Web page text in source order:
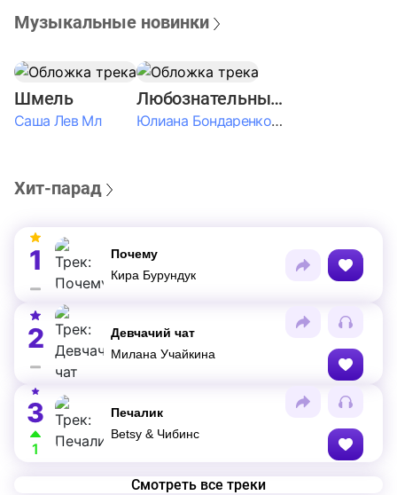
Музыкальные новинки
Шмель
Саша Лев Мл
Любознательные Дети
Юлиана Бондаренко & Амелия Колпакова & Егор Егоров & Валерия Шевченко & Ксюша Косичкина
Хит-парад
1
Почему
Кира Бурундук
2
Девчачий чат
Милана Учайкина
3
1
Печалик
Betsy & Чибинс
Смотреть все треки